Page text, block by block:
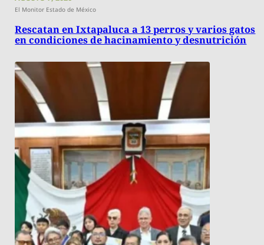
El Monitor Estado de México
Rescatan en Ixtapaluca a 13 perros y varios gatos
en condiciones de hacinamiento y desnutrición